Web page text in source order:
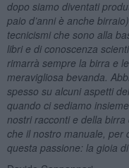
dopo siamo diventati
paio d’anni è anche
tecnicismi che sono alla
libri e di conoscenza
rimarrà sempre la birra e
meravigliosa bevanda.
spesso su alcuni aspetti
quando ci sediamo
nostri racconti e della
che il nostro manuale, per
questa passione: la gioia